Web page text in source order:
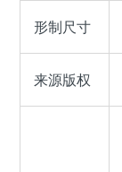
形制尺寸
来源版权